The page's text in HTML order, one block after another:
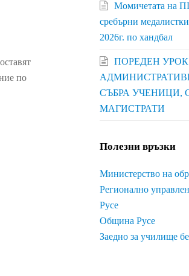
по
Момичетата на
сребърни
2026г. по хандбал
ПОРЕДЕН
СЪБРА УЧЕНИЦИ,
МАГИСТРАТИ
Полезни връзки
Министерство на
Регионално
Русе
Община Русе
Заедно за училище